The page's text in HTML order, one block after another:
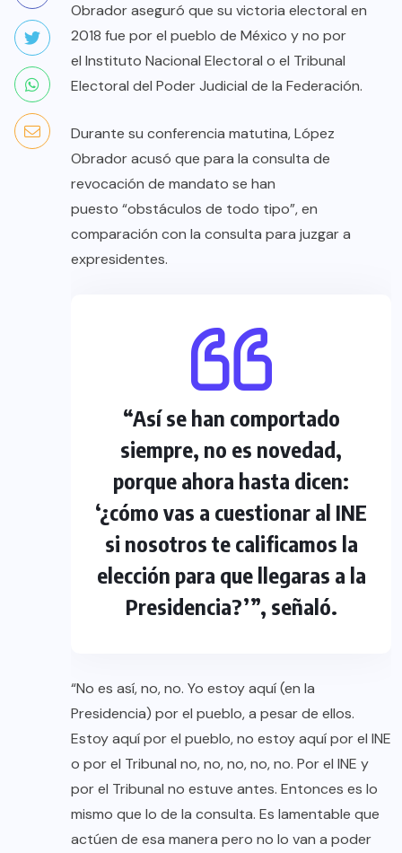
Obrador aseguró que su victoria electoral en
2018 fue por el pueblo de México y no por
el Instituto Nacional Electoral o el Tribunal
Electoral del Poder Judicial de la Federación.
Durante su conferencia matutina, López
Obrador acusó que para la consulta de
revocación de mandato se han
puesto “obstáculos de todo tipo”, en
comparación con la consulta para juzgar a
expresidentes.
“Así se han comportado
siempre, no es novedad,
porque ahora hasta dicen:
‘¿cómo vas a cuestionar al INE
si nosotros te calificamos la
elección para que llegaras a la
Presidencia?’”, señaló.
“No es así, no, no. Yo estoy aquí (en la
Presidencia) por el pueblo, a pesar de ellos.
Estoy aquí por el pueblo, no estoy aquí por el INE
o por el Tribunal no, no, no, no, no. Por el INE y
por el Tribunal no estuve antes. Entonces es lo
mismo que lo de la consulta. Es lamentable que
actúen de esa manera pero no lo van a poder